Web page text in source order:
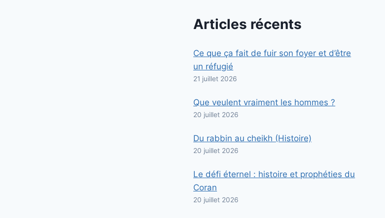
Articles récents
Ce que ça fait de fuir son foyer et d’être
un réfugié
21 juillet 2026
Que veulent vraiment les hommes ?
20 juillet 2026
Du rabbin au cheikh (Histoire)
20 juillet 2026
Le défi éternel : histoire et prophéties du
Coran
20 juillet 2026